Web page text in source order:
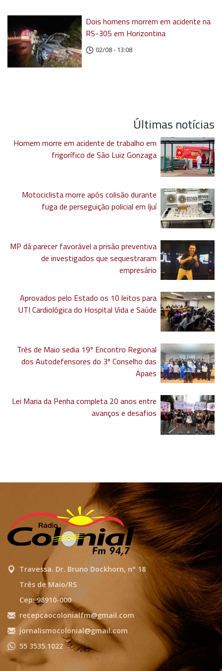
Dois homens morrem em acidente na
RS-305 em Horizontina
02/08 - 13:08
Últimas notícias
Homem morre em acidente de trabalho em
frigorífico de São Luiz Gonzaga
Motociclista morre após colisão durante
fuga de perseguição policial em Ijuí
MP dá parecer favorável a prisão preventiva
de investigados que sequestraram
empresário
Aprovados pelo Estado os 10 leitos para
UTI Cardiológica do Hospital Vida e Saúde
Três de Maio sedia 19º Encontro Regional
dos Autodefensores do 3º Conselho das
Apaes
Lei Maria da Penha completa 20 anos entre
avanços e desafios
Travessa. Dr. Bruno Dockhorn, n° 18
Três de Maio/RS
Cep: 98910-000
recepcaocolonialfm@gmail.com
jornalismocolonial@gmail.com
55 3535.1022